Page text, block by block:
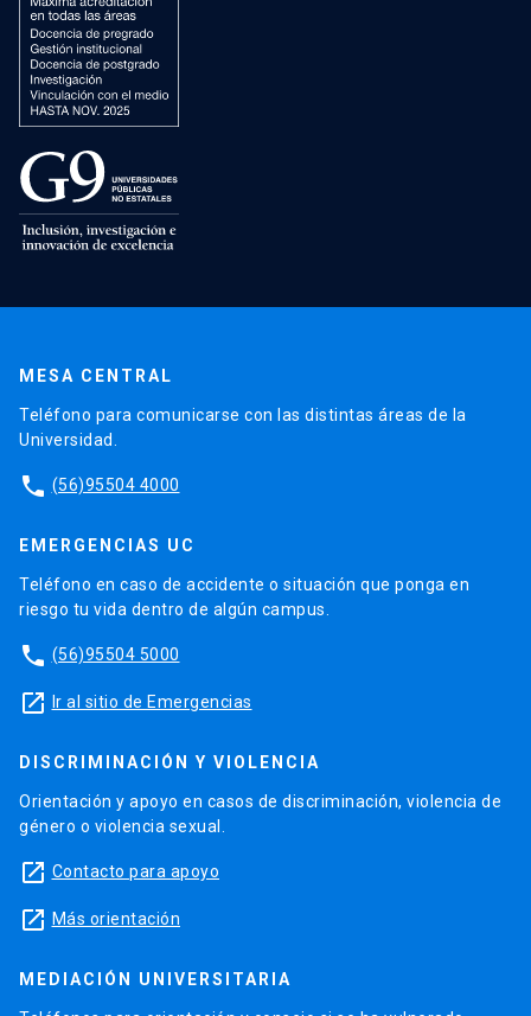
MESA CENTRAL
Teléfono para comunicarse con las distintas áreas de la
Universidad.
phone (56)95504 4000
EMERGENCIAS UC
Teléfono en caso de accidente o situación que ponga en
riesgo tu vida dentro de algún campus.
phone (56)95504 5000
launch Ir al sitio de Emergencias
DISCRIMINACIÓN Y VIOLENCIA
Orientación y apoyo en casos de discriminación, violencia de
género o violencia sexual.
launch Contacto para apoyo
launch Más orientación
MEDIACIÓN UNIVERSITARIA